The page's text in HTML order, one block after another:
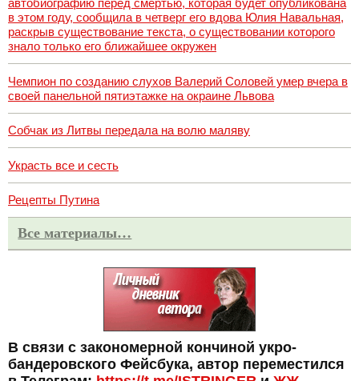
автобиографию перед смертью, которая будет опубликована
в этом году, сообщила в четверг его вдова Юлия Навальная,
раскрыв существование текста, о существовании которого
знало только его ближайшее окружен
Чемпион по созданию слухов Валерий Соловей умер вчера в
своей панельной пятиэтажке на окраине Львова
Собчак из Литвы передала на волю маляву
Украсть все и сесть
Рецепты Путина
Все материалы…
В связи с закономерной кончиной укро-
бандеровского Фейсбука, автор переместился